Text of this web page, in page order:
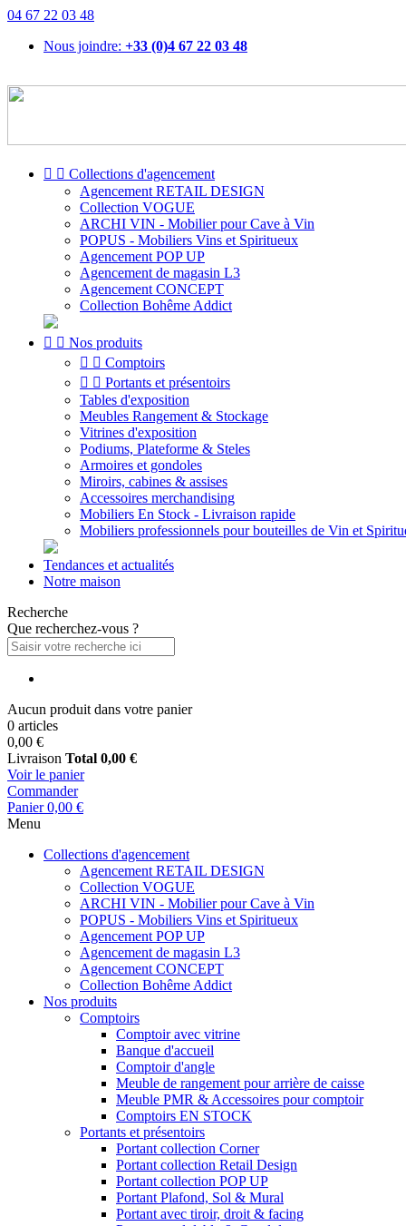
04 67 22 03 48
Nous joindre: +33 (0)4 67 22 03 48
  Collections d'agencement
Agencement RETAIL DESIGN
Collection VOGUE
ARCHI VIN - Mobilier pour Cave à Vin
POPUS - Mobiliers Vins et Spiritueux
Agencement POP UP
Agencement de magasin L3
Agencement CONCEPT
Collection Bohême Addict
  Nos produits
  Comptoirs
  Portants et présentoirs
Tables d'exposition
Meubles Rangement & Stockage
Vitrines d'exposition
Podiums, Plateforme & Steles
Armoires et gondoles
Miroirs, cabines & assises
Accessoires merchandising
Mobiliers En Stock - Livraison rapide
Mobiliers professionnels pour bouteilles de Vin et
Tendances et actualités
Notre maison
Recherche
Que recherchez-vous ?
Aucun produit dans votre panier
0 articles
0,00 €
Livraison Total 0,00 €
Voir le panier
Commander
Panier 0,00 €
Menu
Collections d'agencement
Agencement RETAIL DESIGN
Collection VOGUE
ARCHI VIN - Mobilier pour Cave à Vin
POPUS - Mobiliers Vins et Spiritueux
Agencement POP UP
Agencement de magasin L3
Agencement CONCEPT
Collection Bohême Addict
Nos produits
Comptoirs
Comptoir avec vitrine
Banque d'accueil
Comptoir d'angle
Meuble de rangement pour arrière de caisse
Meuble PMR & Accessoires pour comptoir
Comptoirs EN STOCK
Portants et présentoirs
Portant collection Corner
Portant collection Retail Design
Portant collection POP UP
Portant Plafond, Sol & Mural
Portant avec tiroir, droit & facing